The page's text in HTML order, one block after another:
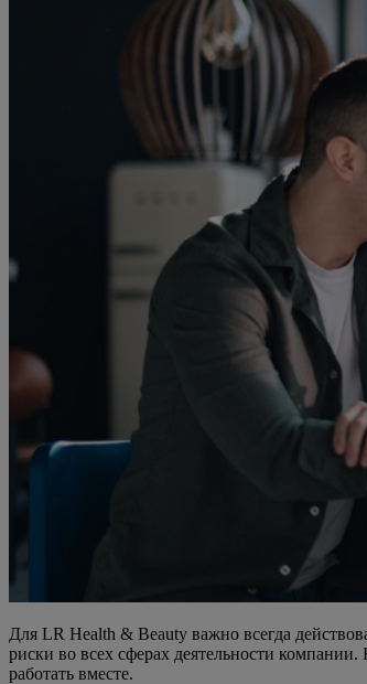
Для LR Health & Beauty важно всегда
риски во всех сферах деятельности
работать вместе.